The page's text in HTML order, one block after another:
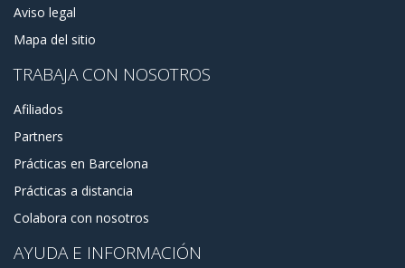
Aviso legal
Mapa del sitio
TRABAJA CON NOSOTROS
Afiliados
Partners
Prácticas en Barcelona
Prácticas a distancia
Colabora con nosotros
AYUDA E INFORMACIÓN